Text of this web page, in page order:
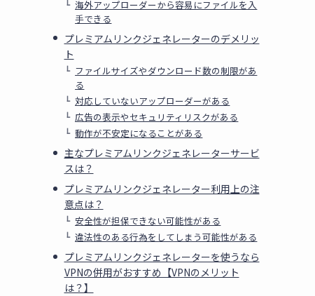
海外アップローダーから容易にファイルを入
手できる
プレミアムリンクジェネレーターのデメリッ
ト
ファイルサイズやダウンロード数の制限があ
る
対応していないアップローダーがある
広告の表示やセキュリティリスクがある
動作が不安定になることがある
主なプレミアムリンクジェネレーターサービ
スは？
プレミアムリンクジェネレーター利用上の注
意点は？
安全性が担保できない可能性がある
違法性のある行為をしてしまう可能性がある
プレミアムリンクジェネレーターを使うなら
VPNの併用がおすすめ【VPNのメリット
は？】